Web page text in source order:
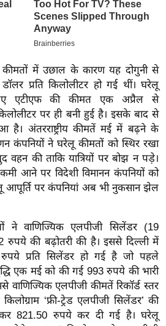
कीमतों में उछाल के कारण यह दोगुनी से
प्रति किलोलीटर हो गई थीं। घरेलू
एटीएफ की कीमत एक अप्रैल से
पर ही बनी हुई है। इसके बाद से
है। अंतरराष्ट्रीय कीमतें मई में बढ़ने के
कंपनियों ने घरेलू कीमतों को स्थिर रखा
की ताकि यात्रियों पर बोझ न पड़े।
कमी आने पर विदेशी विमानन कंपनियों को
आपूर्ति पर कंपनियां अब भी नुकसान झेल
ने वाणिज्यिक एलपीजी सिलेंडर (19
रुपये की बढ़ोतरी की है। इससे दिल्ली में
प्रति सिलेंडर हो गई है जो पहले
एक मई को की गई 993 रुपये की भारी
वाणिज्यिक एलपीजी कीमतें रिकॉर्ड स्तर
‘फ्री-ट्रेड एलपीजी सिलेंडर’ की
821.50 रुपये कर दी गई है। घरेलू